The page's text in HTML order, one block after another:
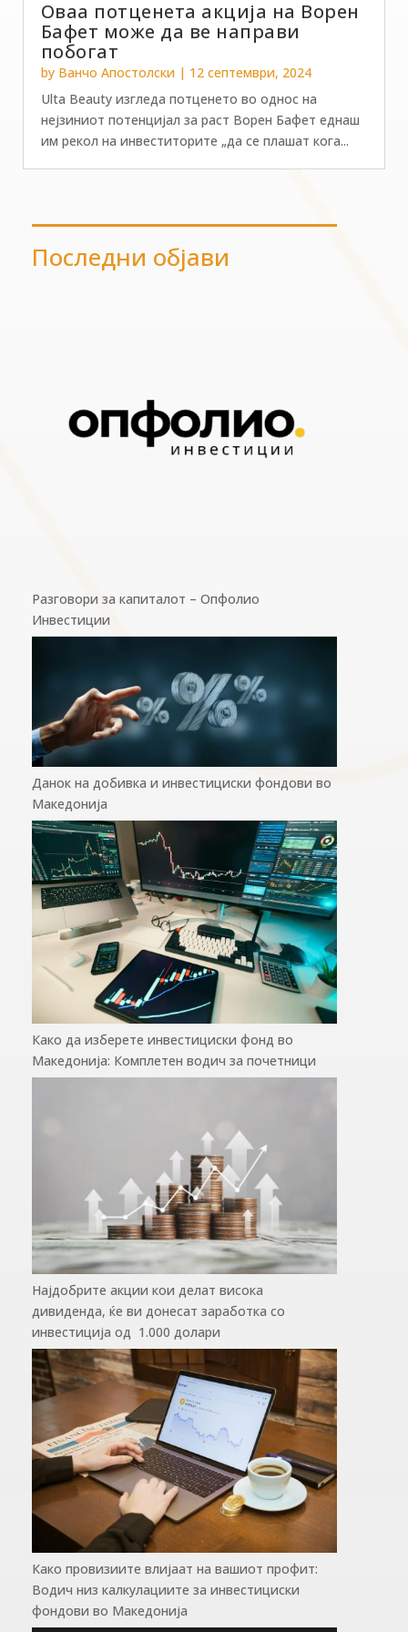
Оваа потценета акција на Ворен
Бафет може да ве направи
побогат
by Ванчо Апостолски| 12 септември, 2024
Ulta Beauty изгледа потценето во однос на
нејзиниот потенцијал за раст Ворен Бафет еднаш
им рекол на инвеститорите „да се плашат кога...
Последни објави
Разговори за капиталот – Опфолио
Инвестиции
Данок на добивка и инвестициски фондови во
Македонија
Како да изберете инвестициски фонд во
Македонија: Комплетен водич за почетници
Најдобрите акции кои делат висока
дивиденда, ќе ви донесат заработка со
инвестиција од 1.000 долари
Како провизиите влијаат на вашиот профит:
Водич низ калкулациите за инвестициски
фондови во Mакедонија